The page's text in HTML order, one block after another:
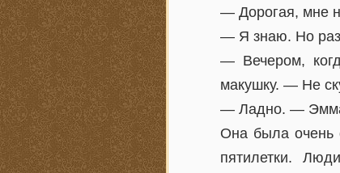
— Дорогая, мне
— Я знаю. Но
— Вечером,
макушку. — Не
— Ладно. — Эмма
Она была очень
пятилетки.